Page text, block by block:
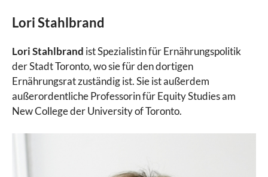
Lori Stahlbrand
Lori Stahlbrand ist Spezialistin für Ernährungspolitik
der Stadt Toronto, wo sie für den dortigen
Ernährungsrat zuständig ist. Sie ist außerdem
außerordentliche Professorin für Equity Studies am
New College der University of Toronto.